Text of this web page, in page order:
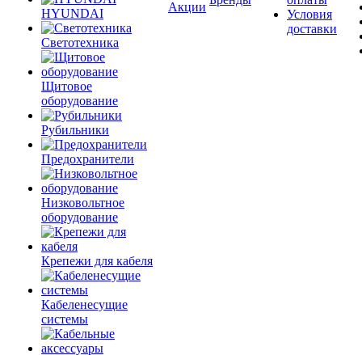
HYUNDAI
Светотехника
Щитовое
оборудование
Рубильники
Предохранители
Низковольтное
оборудование
Крепежи для кабеля
Кабеленесущие
системы
Акции
Условия
доставки